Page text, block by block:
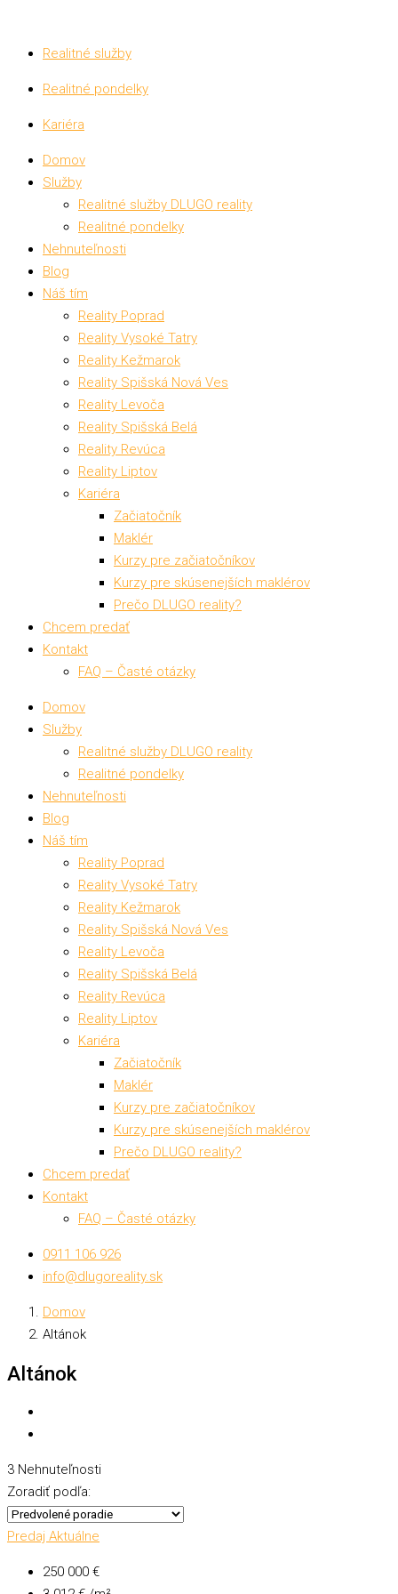
Realitné služby
Realitné pondelky
Kariéra
Domov
Služby
Realitné služby DLUGO reality
Realitné pondelky
Nehnuteľnosti
Blog
Náš tím
Reality Poprad
Reality Vysoké Tatry
Reality Kežmarok
Reality Spišská Nová Ves
Reality Levoča
Reality Spišská Belá
Reality Revúca
Reality Liptov
Kariéra
Začiatočník
Maklér
Kurzy pre začiatočníkov
Kurzy pre skúsenejších maklérov
Prečo DLUGO reality?
Chcem predať
Kontakt
FAQ – Časté otázky
Domov
Služby
Realitné služby DLUGO reality
Realitné pondelky
Nehnuteľnosti
Blog
Náš tím
Reality Poprad
Reality Vysoké Tatry
Reality Kežmarok
Reality Spišská Nová Ves
Reality Levoča
Reality Spišská Belá
Reality Revúca
Reality Liptov
Kariéra
Začiatočník
Maklér
Kurzy pre začiatočníkov
Kurzy pre skúsenejších maklérov
Prečo DLUGO reality?
Chcem predať
Kontakt
FAQ – Časté otázky
0911 106 926
info@dlugoreality.sk
Domov
Altánok
Altánok
3 Nehnuteľnosti
Zoradiť podľa:
Predaj Aktuálne
250 000 €